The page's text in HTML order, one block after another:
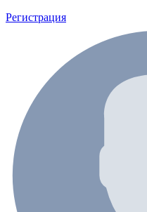
Регистрация